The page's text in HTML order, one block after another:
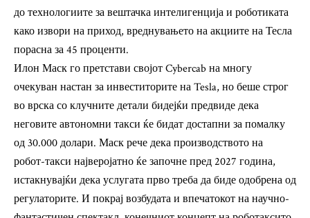
до технологиите за вештачка интелигенција и роботиката
како извори на приход, вреднувањето на акциите на Тесла
порасна за 45 проценти.
Илон Маск го претстави својот Cybercab на многу
очекуван настан за инвеститорите на Tesla, но беше строг
во врска со клучните детали бидејќи предвиде дека
неговите автономни такси ќе бидат достапни за помалку
од 30.000 долари. Маск рече дека производството на
робот-такси најверојатно ќе започне пред 2027 година,
истакнувајќи дека услугата прво треба да биде одобрена од
регулаторите. И покрај возбудата и впечатокот на научно-